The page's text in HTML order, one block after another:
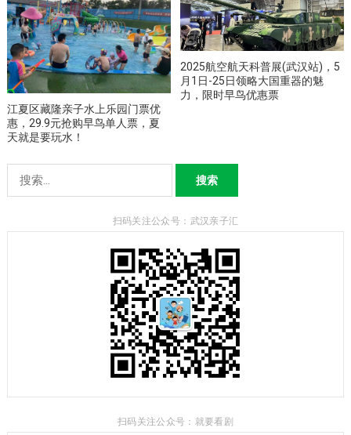
江夏区藏隆亲子水上乐园门票优
惠，29.9元抢购早鸟单人票，夏
天就是要玩水！
2025航空航天科普展(武汉站)，5
月1日-25日领略大国重器的魅
力，限时早鸟优惠票
索：
扫码关注公众号：武汉亲子汇
扫码关注公众号：就要看剧